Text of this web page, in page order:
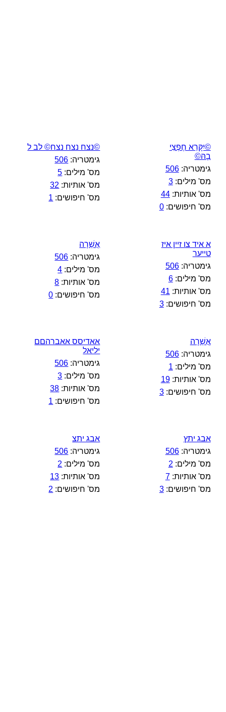
©יִקָּרֵא חֶפְצִי
בָהּ©
גימטריה:506
מס' מילים:3
מס' אותיות:44
מס' חיפושים:0
©נצח נצח נצח© לב ל
גימטריה: 506
מס' מילים: 5
מס' אותיות: 32
מס' חיפושים: 1
א איד צו זיין איז
טייער
גימטריה:506
מס' מילים:6
מס' אותיות: 41
מס' חיפושים:3
אֲשֵׁרָה
גימטריה: 506
מס' מילים: 4
מס' אותיות: 8
מס' חיפושים: 0
אֲשֵׁרָה‎
גימטריה:506
מס' מילים: 1
מס' אותיות:19
מס' חיפושים:3
אאדיסס אאברהםם
יליאל
גימטריה: 506
מס' מילים: 3
מס' אותיות: 38
מס' חיפושים: 1
אבג יתץ
גימטריה:506
מס' מילים: 2
מס' אותיות:7
מס' חיפושים:3
אבג יתצ
גימטריה: 506
מס' מילים: 2
מס' אותיות: 13
מס' חיפושים: 2